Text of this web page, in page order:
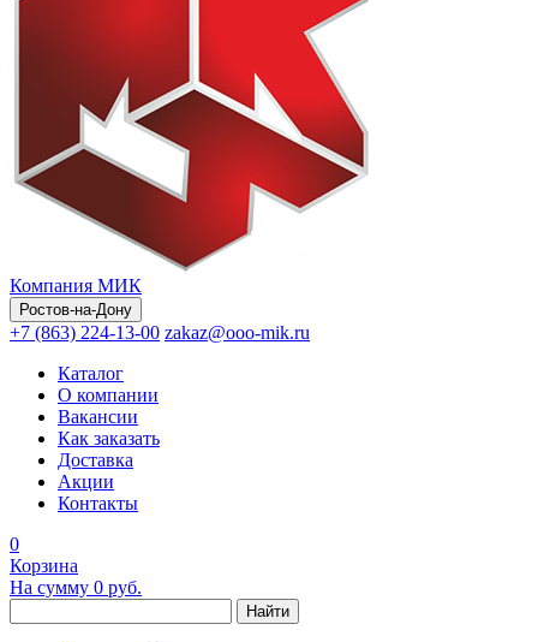
Компания МИК
Ростов-на-Дону
+7 (863) 224-13-00 zakaz@ooo-mik.ru
Каталог
О компании
Вакансии
Как заказать
Доставка
Акции
Контакты
0
Корзина
На сумму 0 руб.
Найти